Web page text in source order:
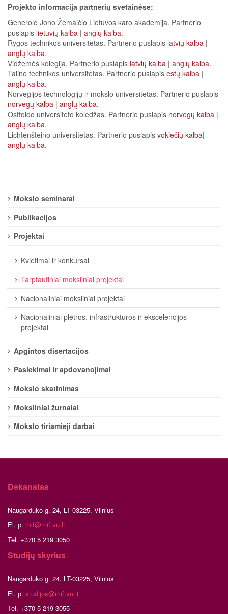
Projekto informacija partnerių svetainėse:
Generolo Jono Žemaičio Lietuvos karo akademija. Partnerio
puslapis lietuvių kalba | anglų kalba.
Rygos technikos universitetas. Partnerio puslapis latvių kalba |
anglų kalba.
Vidžemės kolegija. Partnerio puslapis latvių kalba | anglų kalba.
Talino technikos universitetas. Partnerio puslapis estų kalba |
anglų kalba.
Norvegijos technologijų ir mokslo universitetas. Partnerio puslapis
norvegų kalba | anglų kalba.
Ostfoldo universiteto koledžas. Partnerio puslapis norvegų kalba |
anglų kalba.
Lichtenšteino universitetas. Partnerio puslapis vokiečių kalba|
anglų kalba.
Mokslo seminarai
Publikacijos
Projektai
Kvietimai ir konkursai
Tarptautiniai moksliniai projektai
Nacionaliniai moksliniai projektai
Nacionaliniai plėtros, infrastruktūros ir ekscelencijos
projektai
Apgintos disertacijos
Pasiekimai ir apdovanojimai
Mokslo skatinimas
Moksliniai žurnalai
Mokslo tiriamieji darbai
Dekanatas
Naugarduko g. 24, LT-03225, Vilnius
El. p. mif@mif.vu.lt
Tel. +370 5 219 3050
Studijų skyrius
Naugarduko g. 24, LT-03225, Vilnius
El. p. studijos@mif.vu.lt
Tel. +370 5 219 3055